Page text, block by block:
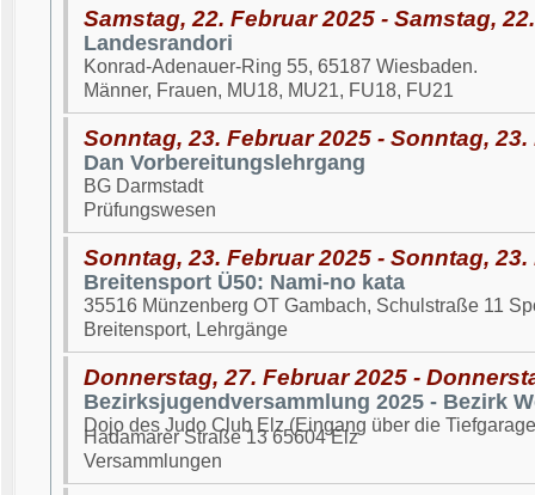
Samstag, 22. Februar 2025 - Samstag,
Landesrandori
Konrad-Adenauer-Ring 55, 65187 Wiesbaden.
Männer, Frauen, MU18, MU21, FU18, FU21
Sonntag, 23. Februar 2025 - Sonntag,
Dan Vorbereitungslehrgang
BG Darmstadt
Prüfungswesen
Sonntag, 23. Februar 2025 - Sonntag,
Breitensport Ü50: Nami-no kata
35516 Münzenberg OT Gambach, Schulstraße 11
Breitensport, Lehrgänge
Donnerstag, 27. Februar 2025 -
Bezirksjugendversammlung 2025 - Bezirk
Dojo des Judo Club Elz (Eingang über die
Hadamarer Straße 13 65604 Elz
Versammlungen